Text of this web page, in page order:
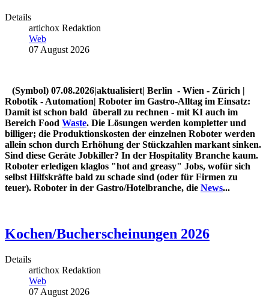
Details
artichox Redaktion
Web
07 August 2026
(Symbol) 07.08.2026|aktualisiert| Berlin - Wien - Zürich |
Robotik - Automation| Roboter im Gastro-Alltag im Einsatz:
Damit ist schon bald überall zu rechnen - mit KI auch im
Bereich Food Waste. Die Lösungen werden kompletter und
billiger; die Produktionskosten der einzelnen Roboter werden
allein schon durch Erhöhung der Stückzahlen markant sinken.
Sind diese Geräte Jobkiller? In der Hospitality Branche kaum.
Roboter erledigen klaglos "hot and greasy" Jobs, wofür sich
selbst Hilfskräfte bald zu schade sind (oder für Firmen zu
teuer). Roboter in der Gastro/Hotelbranche, die News...
Kochen/Bucherscheinungen 2026
Details
artichox Redaktion
Web
07 August 2026